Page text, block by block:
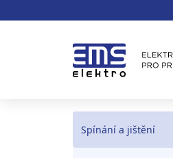
Spínání a jištění